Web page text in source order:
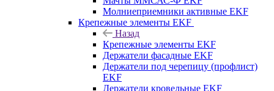
Молниеприемники активные EKF
Крепежные элементы EKF
Назад
Крепежные элементы EKF
Держатели фасадные EKF
Держатели под черепицу (профлист)
EKF
Держатели кровельные EKF